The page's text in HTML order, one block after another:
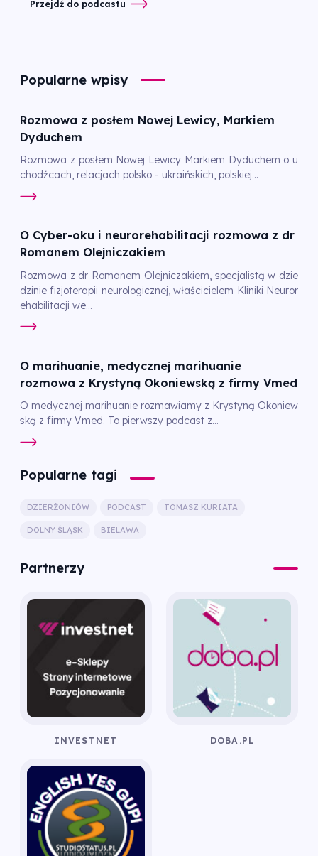
Przejdź do podcastu
Popularne wpisy
Rozmowa z posłem Nowej Lewicy, Markiem
Dyduchem
Rozmowa z posłem Nowej Lewicy Markiem Dyduchem o u
chodźcach, relacjach polsko - ukraińskich, polskiej...
O Cyber-oku i neurorehabilitacji rozmowa z dr
Romanem Olejniczakiem
Rozmowa z dr Romanem Olejniczakiem, specjalistą w dzie
dzinie fizjoterapii neurologicznej, właścicielem Kliniki Neuror
ehabilitacji we...
O marihuanie, medycznej marihuanie
rozmowa z Krystyną Okoniewską z firmy Vmed
O medycznej marihuanie rozmawiamy z Krystyną Okoniew
ską z firmy Vmed. To pierwszy podcast z...
Popularne tagi
DZIERŻONIÓW PODCAST TOMASZ KURIATA
DOLNY ŚLĄSK BIELAWA
Partnerzy
INVESTNET DOBA.PL